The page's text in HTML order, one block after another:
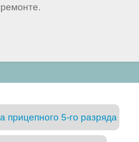
прицепного 5-го разряда